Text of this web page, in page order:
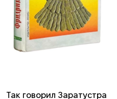
Так говорил Заратустра